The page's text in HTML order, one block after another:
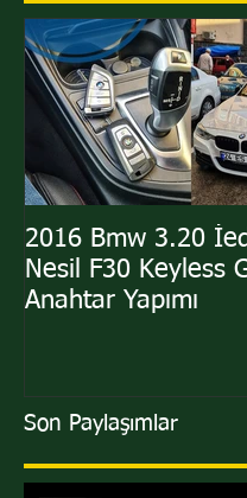
Son Paylaşımlar
2016 Bmw 3.20
Nesil F30 Keyless
Anahtar Yapımı